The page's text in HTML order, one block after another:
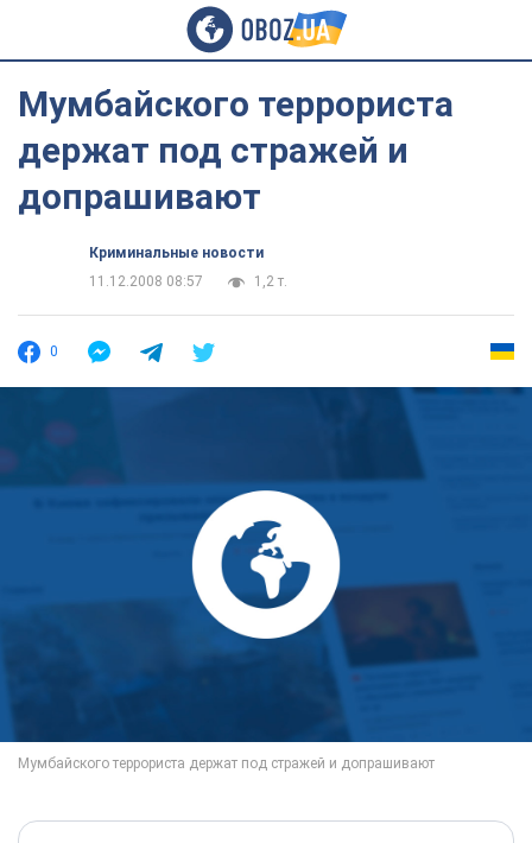
Мумбайского террориста
держат под стражей и
допрашивают
Криминальные новости
11.12.2008 08:57
1,2 т.
0